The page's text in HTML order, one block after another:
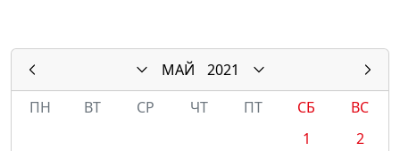
МАЙ
2021
ПН
ВТ СР ЧТ ПТ СБ
ВС
1
2